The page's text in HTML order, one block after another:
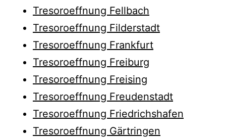
Tresoroeffnung Fellbach
Tresoroeffnung Filderstadt
Tresoroeffnung Frankfurt
Tresoroeffnung Freiburg
Tresoroeffnung Freising
Tresoroeffnung Freudenstadt
Tresoroeffnung Friedrichshafen
Tresoroeffnung Gärtringen